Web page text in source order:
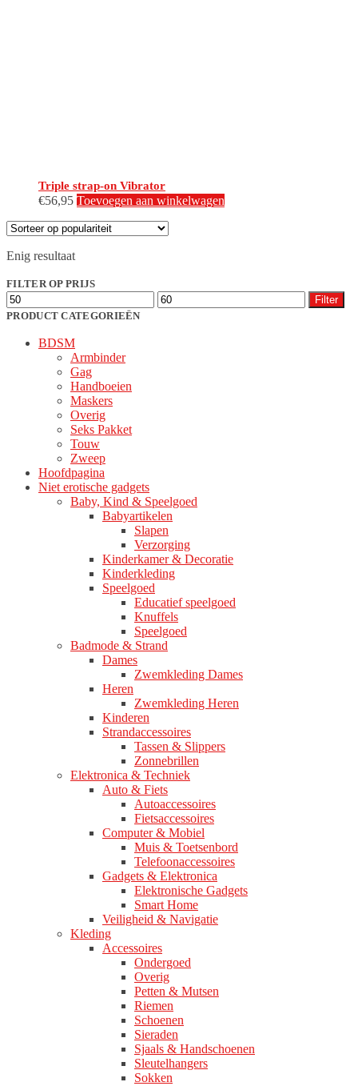
Triple strap-on Vibrator
€56,95 Toevoegen aan winkelwagen
Enig resultaat
FILTER OP PRIJS
Min.
prijs
Max.
prijs
Filter
PRODUCT CATEGORIEËN
BDSM
Armbinder
Gag
Handboeien
Maskers
Overig
Seks Pakket
Touw
Zweep
Hoofdpagina
Niet erotische gadgets
Baby, Kind & Speelgoed
Babyartikelen
Slapen
Verzorging
Kinderkamer & Decoratie
Kinderkleding
Speelgoed
Educatief speelgoed
Knuffels
Speelgoed
Badmode & Strand
Dames
Zwemkleding Dames
Heren
Zwemkleding Heren
Kinderen
Strandaccessoires
Tassen & Slippers
Zonnebrillen
Elektronica & Techniek
Auto & Fiets
Autoaccessoires
Fietsaccessoires
Computer & Mobiel
Muis & Toetsenbord
Telefoonaccessoires
Gadgets & Elektronica
Elektronische Gadgets
Smart Home
Veiligheid & Navigatie
Kleding
Accessoires
Ondergoed
Overig
Petten & Mutsen
Riemen
Schoenen
Sieraden
Sjaals & Handschoenen
Sleutelhangers
Sokken